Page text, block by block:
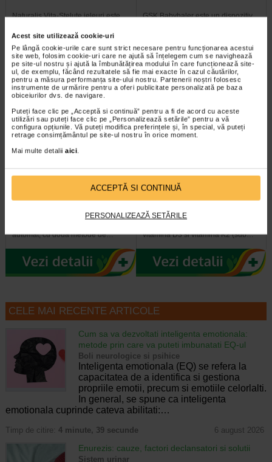
Acest site utilizează cookie-uri
Pe lângă cookie-urile care sunt strict necesare pentru funcționarea acestui
site web, folosim cookie-uri care ne ajută să înțelegem cum se navighează
pe site-ul nostru și ajută la îmbunătățirea modului în care funcționează site-
ul, de exemplu, făcând rezultatele să fie mai exacte în cazul căutărilor,
pentru a măsura performanța site-ului nostru. Partenerii noștri folosesc
instrumente de urmărire pentru a oferi publicitate personalizată pe baza
obiceiurilor dvs. de navigare.
Puteți face clic pe „Acceptă si continuă” pentru a fi de acord cu aceste
utilizări sau puteți face clic pe „Personalizează setările” pentru a vă
configura opțiunile. Vă puteți modifica preferințele și, în special, vă puteți
retrage consimțământul pe site-ul nostru în orice moment.
Mai multe detalii aici.
ACCEPTĂ SI CONTINUĂ
PERSONALIZEAZĂ SETĂRILE
Naturalis Vita-Stelute jeleuri este
forma de jeleuri cu aroma…
GSK Babyhaler este un dispozitiv
HartMann Veroval duo control
tensiometru automat brat…
Veroval Duo Control este un
automat, cu doua metode de…
Vitamina D3 +K2, 30 capsule
moi, NATURALIS
Naturalis Vitamina D3 + K2 este un
vitamina D3 si vitamina K2 (sub…
CELE MAI RECENTE ARTICOLE
Cum sa va dezvoltati inteligenta emotionala:
metode prin care va puteti imbunatati EQ-ul
Boli neurologice si psihice
Inteligenta emotionala (EQ) se refera la
capacitatea de a identifica si gestiona
propriile emotii, precum si emotiile celorlalti.
In general, se spune ca inteligenta
emotionala cuprinde cateva abilitati:…
Timp de citire: 4 minute, 39 secunde 6 august 2026
Enurezis: cauze, factori declansatori si solutii
Sistem urinar